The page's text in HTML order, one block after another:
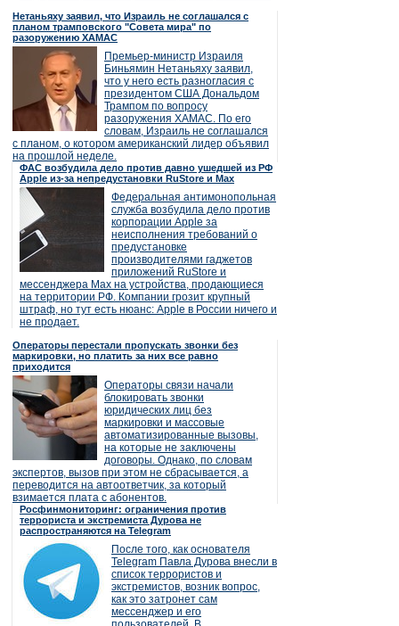
Нетаньяху заявил, что Израиль не соглашался с
планом трамповского "Совета мира" по
разоружению ХАМАС
Премьер-министр Израиля
Биньямин Нетаньяху заявил,
что у него есть разногласия с
президентом США Дональдом
Трампом по вопросу
разоружения ХАМАС. По его
словам, Израиль не соглашался
с планом, о котором американский лидер объявил
на прошлой неделе.
ФАС возбудила дело против давно ушедшей из РФ
Apple из-за непредустановки RuStore и Max
Федеральная антимонопольная
служба возбудила дело против
корпорации Apple за
неисполнения требований о
предустановке
производителями гаджетов
приложений RuStore и
мессенджера Max на устройства, продающиеся
на территории РФ. Компании грозит крупный
штраф, но тут есть нюанс: Apple в России ничего и
не продает.
Операторы перестали пропускать звонки без
маркировки, но платить за них все равно
приходится
Операторы связи начали
блокировать звонки
юридических лиц без
маркировки и массовые
автоматизированные вызовы,
на которые не заключены
договоры. Однако, по словам
экспертов, вызов при этом не сбрасывается, а
переводится на автоответчик, за который
взимается плата с абонентов.
Росфинмониторинг: ограничения против
террориста и экстремиста Дурова не
распространяются на Telegram
После того, как основателя
Telegram Павла Дурова внесли в
список террористов и
экстремистов, возник вопрос,
как это затронет сам
мессенджер и его